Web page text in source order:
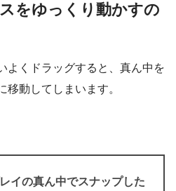
をゆっくり動かすの
よくドラッグすると、真ん中を
移動してしまいます。
イの真ん中でスナップした